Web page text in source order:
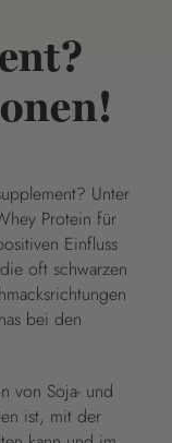
Unter
Protein für
Einfluss
oft schwarzen
bei den
von Soja- und
ist, mit der